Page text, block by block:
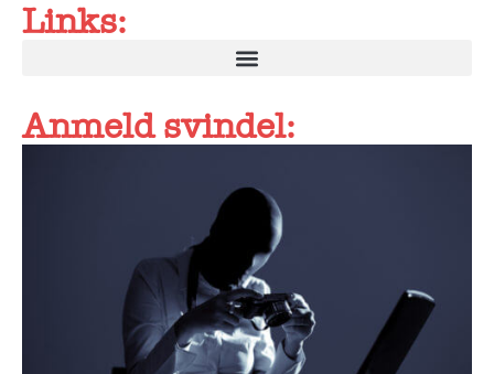
Links:
Anmeld svindel: